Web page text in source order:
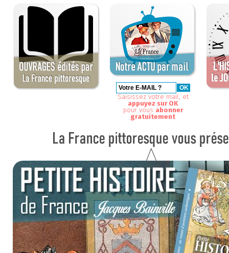
Saisissez votre mail, et
appuyez sur OK
pour vous abonner
gratuitement